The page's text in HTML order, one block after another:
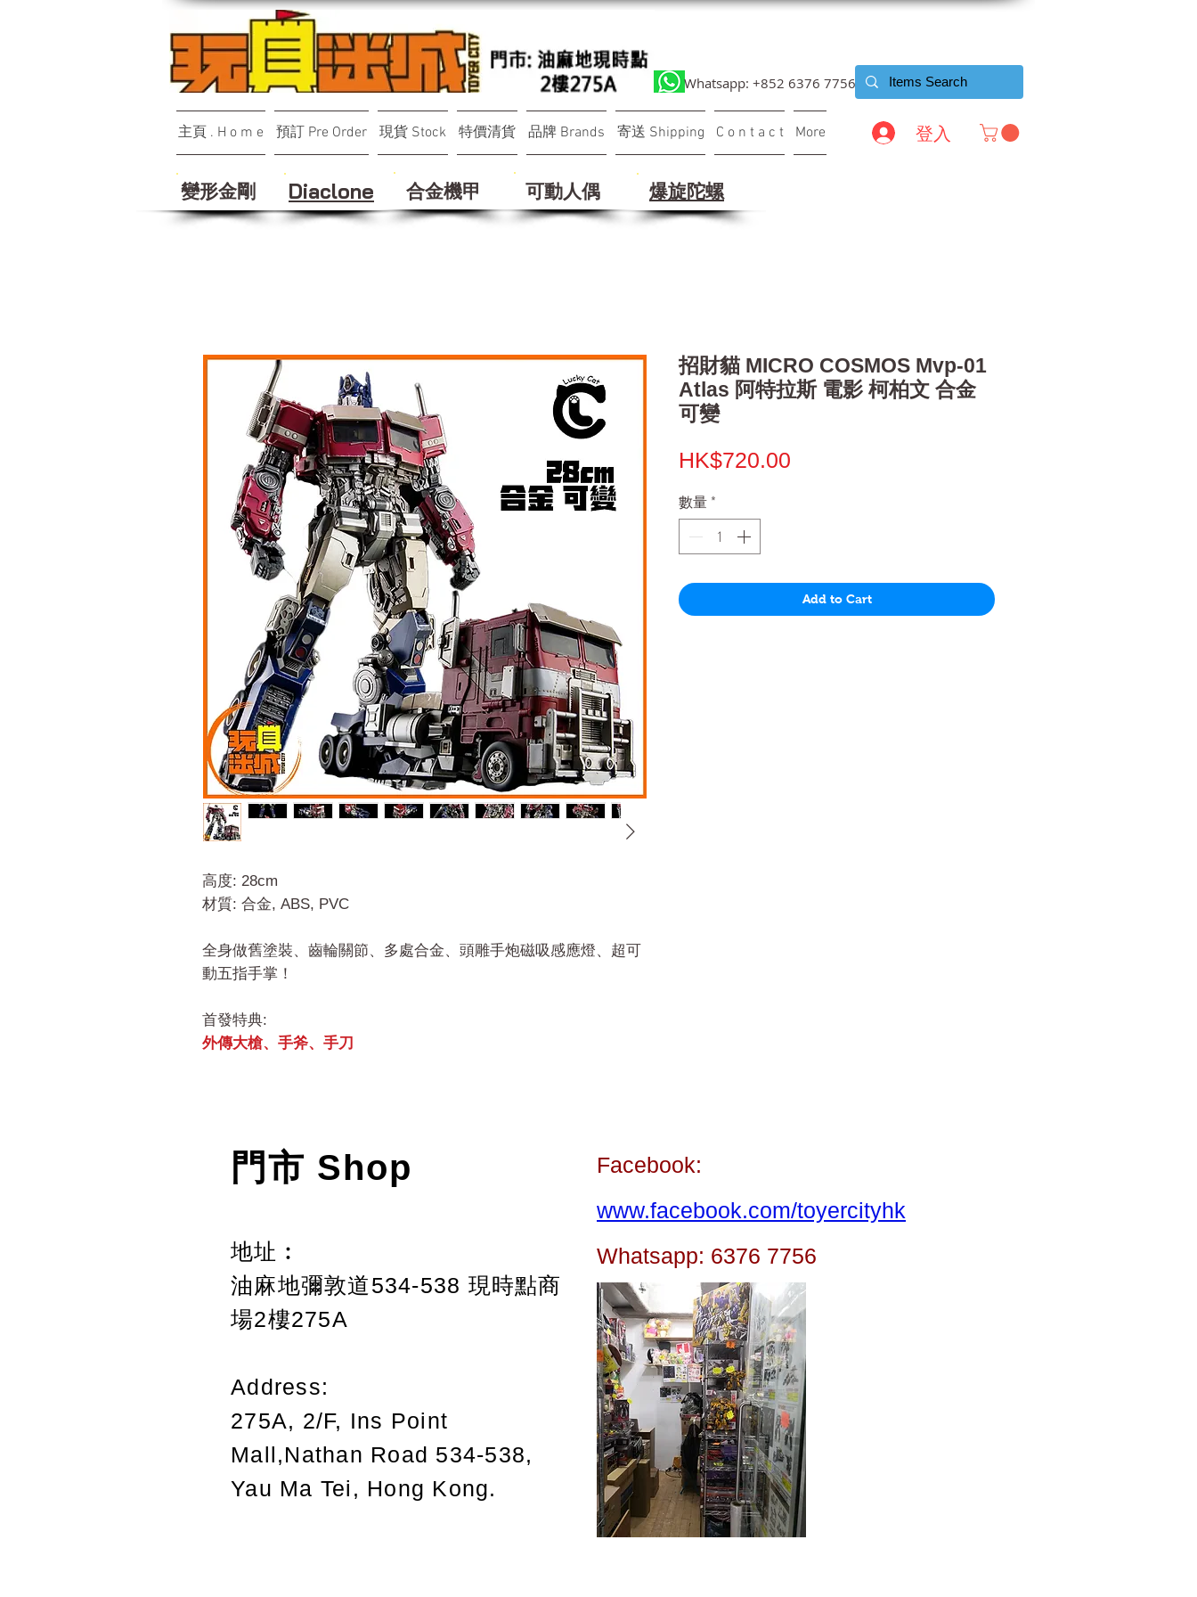
Whatsapp: +852 6376 7756
主頁 . H o m e 預訂 Pre Order 現貨 Stock 特價清貨 品牌 Brands 寄送 Shipping C o n t a c t More 登入
變形金剛 Diaclone 合金機甲 可動人偶 ​爆旋陀螺
高度: 28cm
材質: 合金, ABS, PVC
全身做舊塗裝、齒輪關節、多處合金、頭雕手炮磁吸感應燈、超可
動五指手掌！
首發特典:
外傳大槍、手斧、手刀
招財貓 MICRO COSMOS Mvp-01
Atlas 阿特拉斯 電影 柯柏文 合金
可變
HK$720.00
數量 *
Add to Cart
門市 Shop
地址︰
油麻地彌敦道534-538 現時點商
場2樓275A
Address:
275A, 2/F, Ins Point
Mall,Nathan Road 534-538,
Yau Ma Tei, Hong Kong.
Facebook:
www.facebook.com/toyercityhk
Whatsapp: 6376 7756